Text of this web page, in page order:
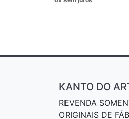
KANTO DO
REVENDA
ORIGINAIS DE